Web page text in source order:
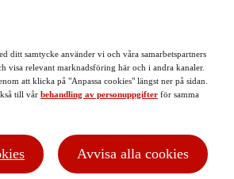
ditt samtycke använder vi och våra samarbetspartners
visa relevant marknadsföring här och i andra kanaler.
att klicka på "Anpassa cookies" längst ner på sidan.
till vår behandling av personuppgifter för samma
Avvisa alla cookies